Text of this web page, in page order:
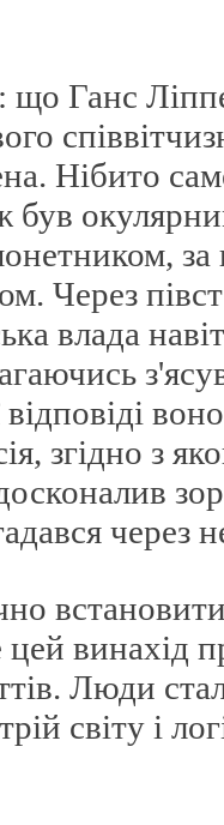
що Ганс
Нібито
був
за
Через
влада
згідно з
через
винахід
Люди
світу і